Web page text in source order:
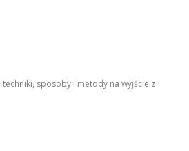
sposoby i metody na wyjście z